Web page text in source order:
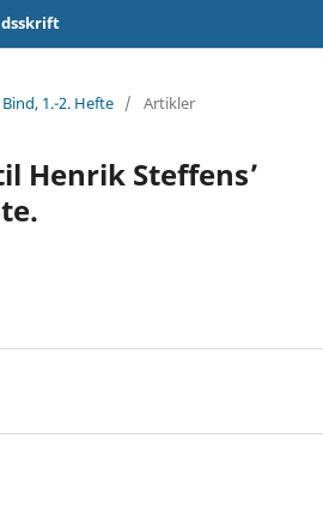
1.-2. Hefte / Artikler
Henrik Steffens’